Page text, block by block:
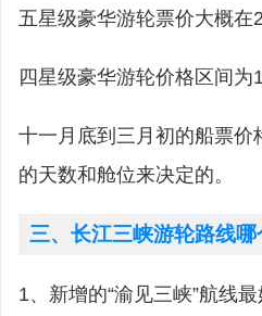
五星级豪华游轮票价大概在
四星级豪华游轮价格区间为
十一月底到三月初的船票
的天数和舱位来决定的。
三、长江三峡游轮路线哪
1、新增的“渝见三峡”航线